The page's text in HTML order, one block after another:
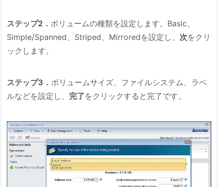
ステップ2． ボリュームの種類を設定します。Basic、
Simple/Spanned、Striped、Mirroredを設定し、 次をクリ
ックします。
ステップ3．ボリュームサイズ、ファイルシステム、ラベ
ルなどを設定し、 完了をクリックすると完了です。